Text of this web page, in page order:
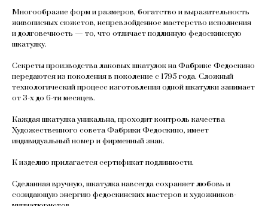
Многообразие форм и размеров, богатство и выразительность
живописных сюжетов, непревзойденное мастерство исполнения
и долговечность — то, что отличает подлинную федоскинскую
шкатулку.
Секреты производства лаковых шкатулок на Фабрике Федоскино
передаются из поколения в поколение с 1795 года. Сложный
технологический процесс изготовления одной шкатулки занимает
от 3-х до 6-ти месяцев.
Каждая шкатулка уникальна, проходит контроль качества
Художественного совета Фабрики Федоскино, имеет
индивидуальный номер и фирменный знак.
К изделию прилагается сертификат подлинности.
Сделанная вручную, шкатулка навсегда сохраняет любовь и
созидающую энергию федоскинских мастеров и художников-